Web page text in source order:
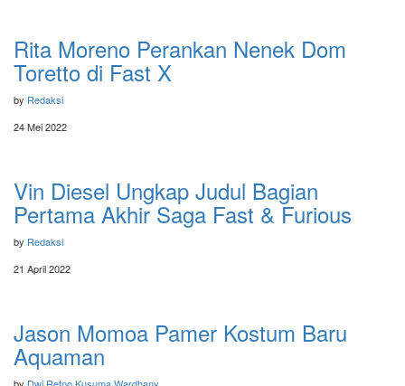
Rita Moreno Perankan Nenek Dom
Toretto di Fast X
by Redaksi
24 Mei 2022
Vin Diesel Ungkap Judul Bagian
Pertama Akhir Saga Fast & Furious
by Redaksi
21 April 2022
Jason Momoa Pamer Kostum Baru
Aquaman
by Dwi Retno Kusuma Wardhany